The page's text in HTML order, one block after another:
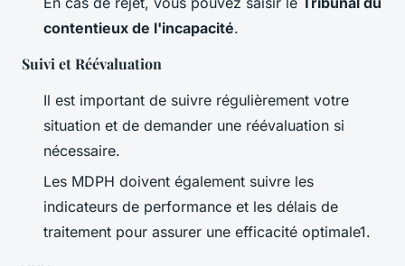
contentieux de l'incapacité.
Suivi et Réévaluation
Il est important de suivre régulièrement votre
situation et de demander une réévaluation si
nécessaire.
Les MDPH doivent également suivre les
indicateurs de performance et les délais de
traitement pour assurer une efficacité optimale1.